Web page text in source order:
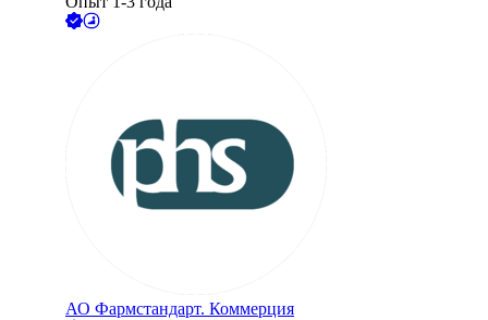
АО Фармстандарт. Коммерция